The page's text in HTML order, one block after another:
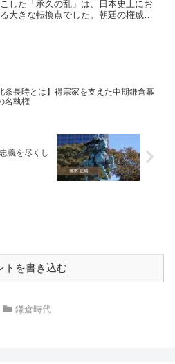
した「承久の乱」は、日本史上にお
大きな転換点でした。朝廷の権威を
条長時とは】得宗家を支えた中期鎌倉幕
名執権
義を尽くし
トを書き込む
鎌倉時代